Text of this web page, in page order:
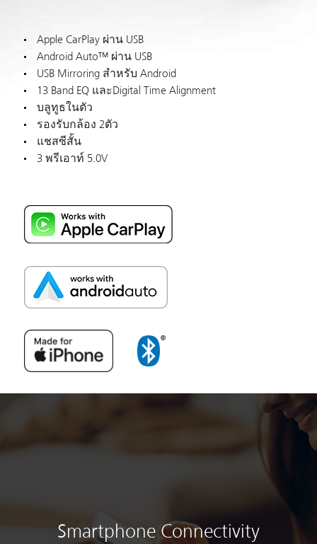
Apple CarPlay ผ่าน USB
Android Auto™ ผ่าน USB
USB Mirroring สำหรับ Android
13 Band EQ และDigital Time Alignment
บลูทูธในตัว
รองรับกล้อง 2ตัว
แชสซีสั้น
3 พรีเอาท์ 5.0V
Smartphone Connectivity